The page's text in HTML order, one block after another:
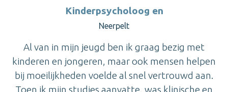
Kinderpsycholoog en
Neerpelt
Al van in mijn jeugd ben ik graag bezig met
kinderen en jongeren, maar ook mensen helpen
bij moeilijkheden voelde al snel vertrouwd aan.
Toen ik mijn studies aanvatte, was klinische en